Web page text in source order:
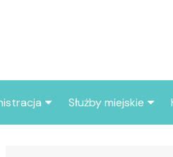
Służby miejskie